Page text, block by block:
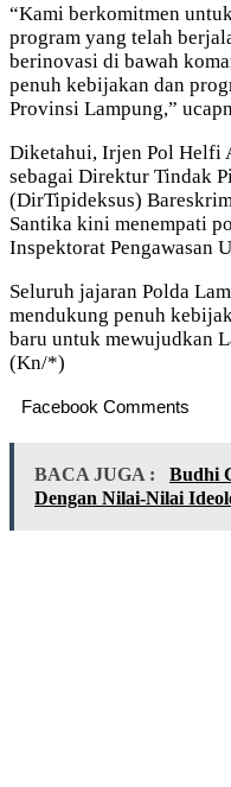
“Kami berkomitmen
program yang telah
berinovasi di bawah
penuh kebijakan dan
Provinsi Lampung,”
Diketahui, Irjen Pol Helfi
sebagai Direktur Tindak
(DirTipideksus)
Santika kini menempati
Inspektorat Pengawasan
Seluruh jajaran Polda
mendukung penuh
baru untuk mewujudkan
(Kn/*)
Facebook Comments
BACA JUGA :
Budhi
Dengan Nilai-Nilai